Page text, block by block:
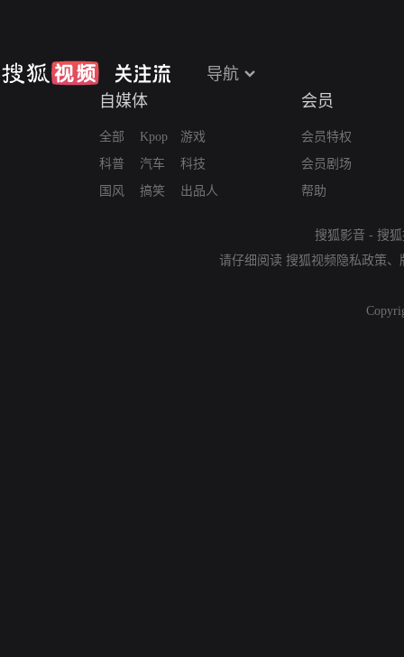
导航
自媒体
全部
科普
国风
Kpop
汽车
搞笑
游戏
科技
出品人
会员
会员特权
会员剧场
帮助
搜狐影音 - 搜
请仔细阅读 搜狐视频隐私政策、